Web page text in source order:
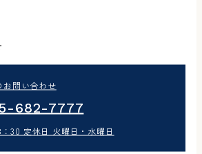
お問い合わせ
682-7777
30 定休日 火曜日・水曜日